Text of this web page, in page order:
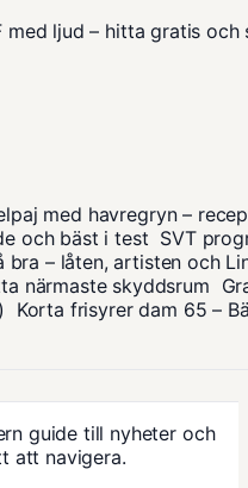
med ljud – hitta gratis och
med havregryn –
och bäst i test SVT
bra – låten, artisten och
närmaste skyddsrum
Korta frisyrer dam 65 –
guide till nyheter och
att navigera.